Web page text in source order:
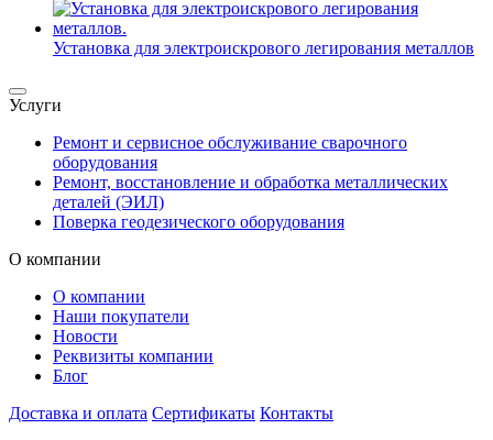
Установка для электроискрового легирования металлов
Услуги
Ремонт и сервисное обслуживание сварочного
оборудования
Ремонт, восстановление и обработка металлических
деталей (ЭИЛ)
Поверка геодезического оборудования
О компании
О компании
Наши покупатели
Новости
Реквизиты компании
Блог
Доставка и оплата Сертификаты Контакты